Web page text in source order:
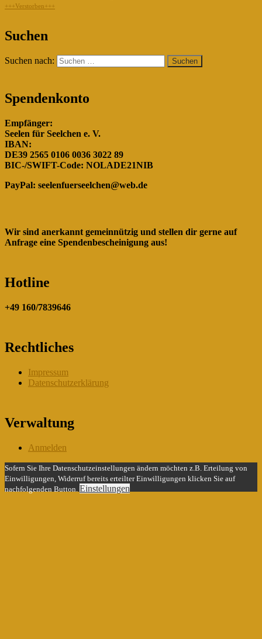
+++Verstorben+++
"Gemeinsam für die Hunde in
Rumänien!"
Suchen
Suchen nach:
Spendenkonto
Empfänger:
Seelen für Seelchen e. V.
IBAN:
DE39 2565 0106 0036 3022 89
BIC-/SWIFT-Code: NOLADE21NIB
PayPal: seelenfuerseelchen@web.de
Wir sind anerkannt gemeinnützig und stellen dir gerne auf
Anfrage eine Spendenbescheinigung aus!
Hotline
+49 160/7839646
Rechtliches
Impressum
Datenschutzerklärung
Verwaltung
Anmelden
Sofern Sie Ihre Datenschutzeinstellungen ändern möchten z.B. Erteilung von
Einwilligungen, Widerruf bereits erteilter Einwilligungen klicken Sie auf
nachfolgenden Button. Einstellungen